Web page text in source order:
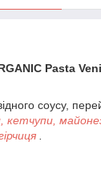
Pasta
соусу,
кетчупи,